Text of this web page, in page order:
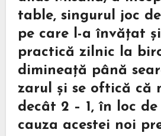
table, singurul joc
pe care l-a învățat
practică zilnic la
dimineață până
zarul și se oftică că
decât 2 – 1, în loc de
cauza acestei noi